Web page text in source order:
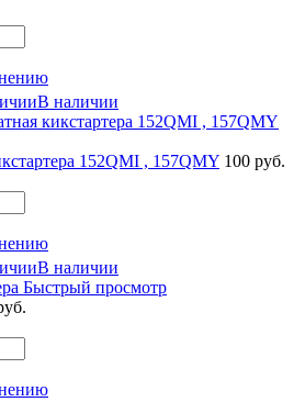
В наличии
152QMI , 157QMY 100 руб.
В наличии
Быстрый просмотр